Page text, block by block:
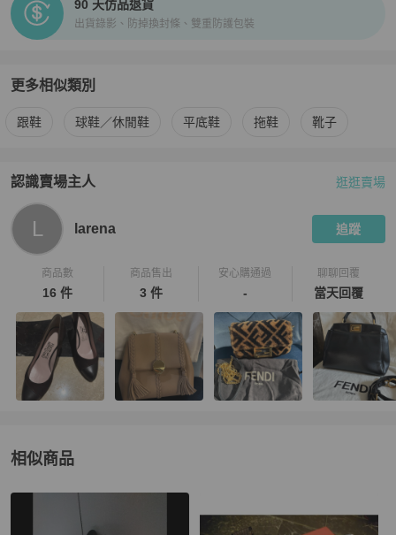
90 天仿品退貨
出貨錄影、防掉換封條、雙重防護包裝
更多相似類別
更多Salvatore Ferragamo 女鞋相似商品推薦
跟鞋 球鞋／休閒鞋 平底鞋 拖鞋 靴子
認識賣場主人
PopChill 拍拍圈嚴選賣家
逛逛賣場
L larena 追蹤
商品數
16 件
商品售出
3 件
安心購通過
-
聊聊回覆
當天回覆
相似商品
更多相似Salvatore Ferragamo女鞋